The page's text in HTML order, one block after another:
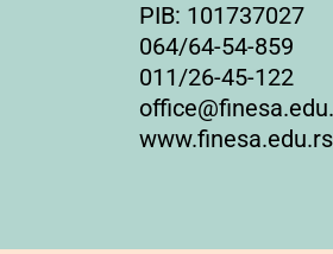
PIB: 101737027
064/64-54-859
011/26-45-122
www.finesa.edu.rs